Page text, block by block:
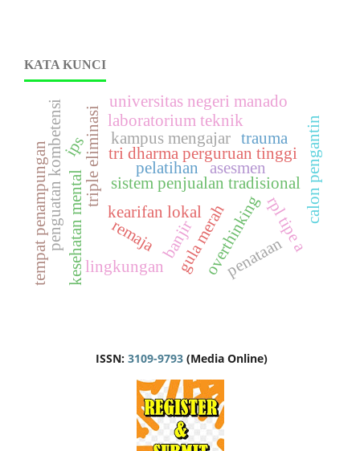
KATA KUNCI
gula merah
sistem penjualan tradisional
kearifan lokal
triple eliminasi calon pengantin
tri dharma perguruan tinggi
kampus mengajar
kesehatan mental overthinking
remaja banjir
trauma
penguatan kombetensi laboratorium teknik
rpl tipe a
asesmen
universitas negeri manado
penataan
lingkungan
ips
tempat penampungan pelatihan
ISSN: 3109-9793 (Media Online)